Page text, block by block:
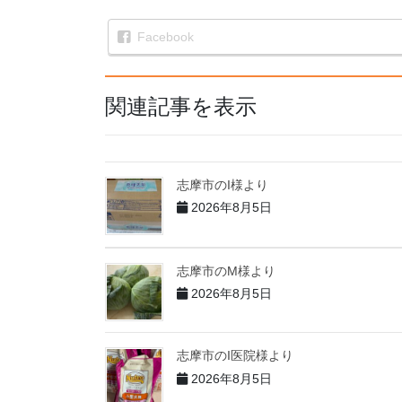
Facebook
関連記事を表示
志摩市のI様より
2026年8月5日
志摩市のM様より
2026年8月5日
志摩市のI医院様より
2026年8月5日